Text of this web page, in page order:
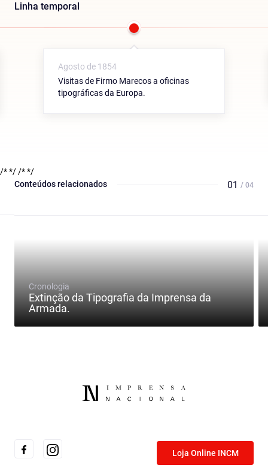
Linha temporal
Agosto de 1854
Visitas de Firmo Marecos a oficinas
tipográficas da Europa.
/* *//* */
Conteúdos relacionados
01 / 04
Cronologia
Extinção da Tipografia da Imprensa da
Armada.
Loja Online INCM